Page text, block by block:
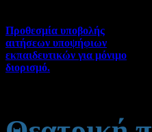
Προθεσμία υποβολής
αιτήσεων υποψήφιων
εκπαιδευτικών για μόνιμο
διορισμό.
Hits:65